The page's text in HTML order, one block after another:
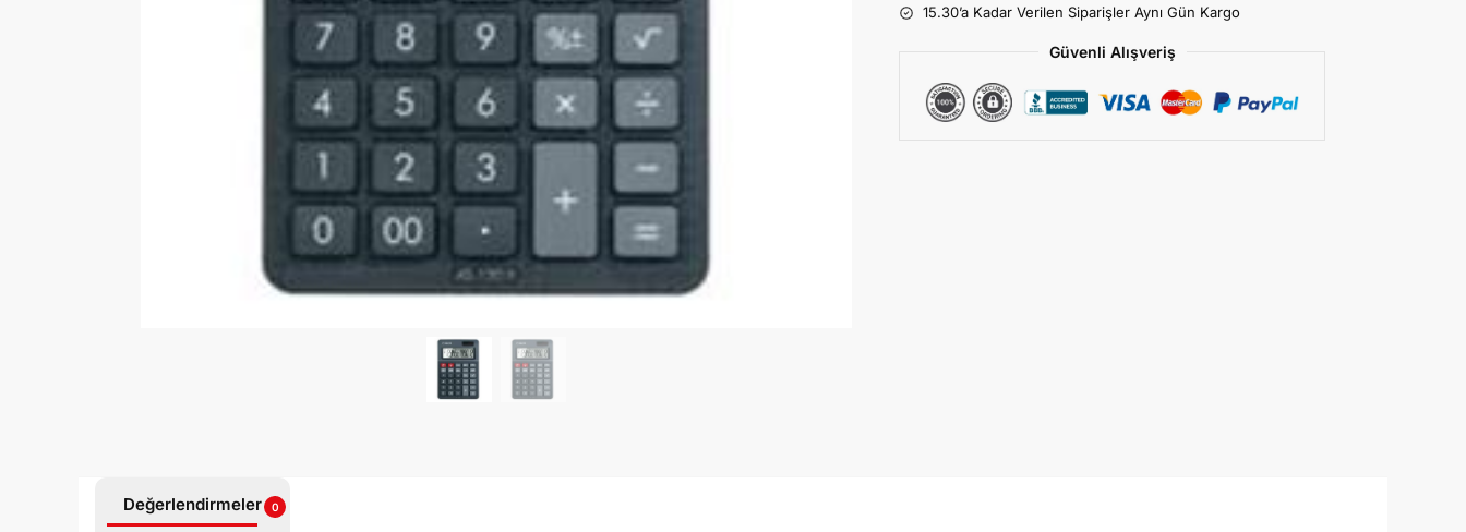
15.30’a Kadar Verilen Siparişler Aynı Gün Kargo
Güvenli Alışveriş
Değerlendirmeler 0